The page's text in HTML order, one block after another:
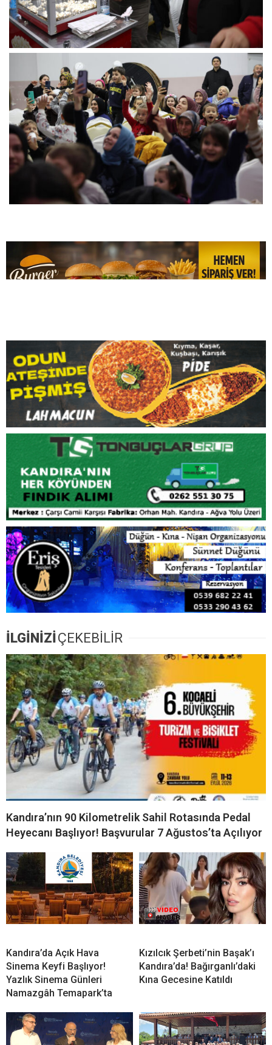
İLGİNİZİ ÇEKEBİLİR
Kandıra’nın 90 Kilometrelik Sahil Rotasında Pedal
Heyecanı Başlıyor! Başvurular 7 Ağustos’ta Açılıyor
Kandıra’da Açık Hava
Sinema Keyfi Başlıyor!
Yazlık Sinema Günleri
Namazgâh Temapark’ta
Kızılcık Şerbeti’nin Başak’ı
Kandıra’da! Bağırganlı’daki
Kına Gecesine Katıldı